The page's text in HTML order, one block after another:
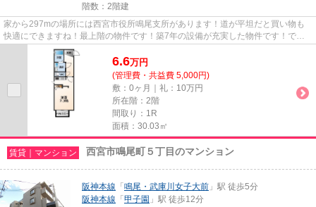
階数：2階建
家から297mの場所には西宮市役所鳴尾支所があります！道が平坦だと買い物も
快適にできますね！最上階の物件です！築7年の設備が充実した物件です！でき
るだけ早めに不動産情報を集めた...
6.6万円
(管理費・共益費 5,000円)
敷：0ヶ月｜礼：10万円
所在階：2階
間取り：1R
面積：30.03㎡
賃貸｜マンション 西宮市鳴尾町５丁目のマンション
阪神本線 「 鳴尾・武庫川女子大前 」駅 徒歩5分
阪神本線 「 甲子園 」駅 徒歩12分